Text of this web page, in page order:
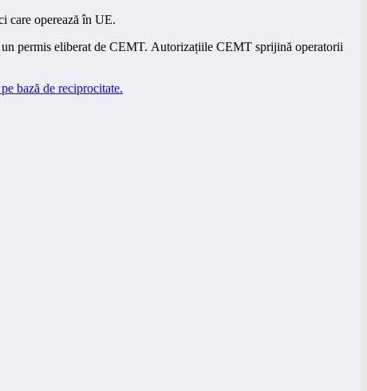
care operează în UE.
permis eliberat de CEMT. Autorizațiile CEMT sprijină operatorii